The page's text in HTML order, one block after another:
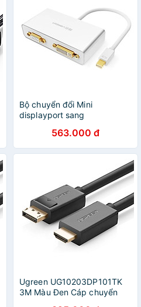
Bộ chuyển đổi Mini
displayport sang
Ugreen 10438MD109 Hàng
chính hãng
563.000 đ
Ugreen UG10203DP101TK
3M Màu Đen Cáp chuyển